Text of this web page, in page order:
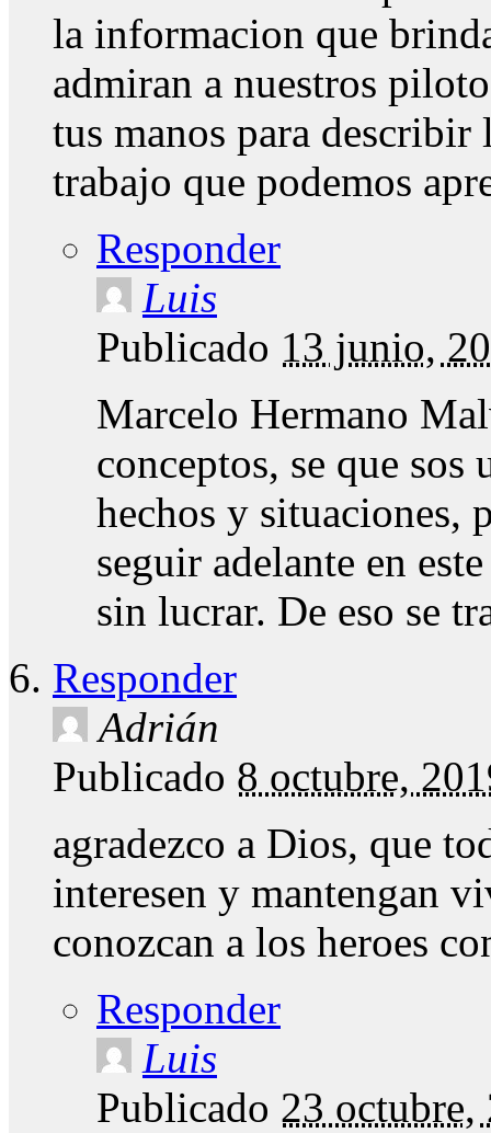
la informacion que
admiran a nuestros
tus manos para
trabajo que podemos
Responder
Luis
Publicado 13 junio,
Marcelo Hermano
conceptos, se que sos
hechos y situaciones,
seguir adelante en
sin lucrar. De eso se
Responder
Adrián
Publicado 8 octubre,
agradezco a Dios, que
interesen y mantengan
conozcan a los heroes
Responder
Luis
Publicado 23